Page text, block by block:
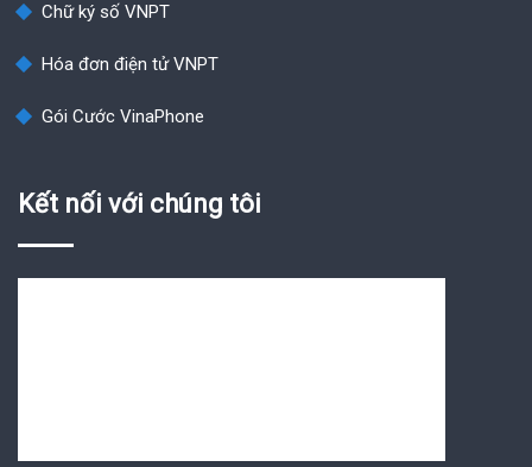
Chữ ký số VNPT
Hóa đơn điện tử VNPT
Gói Cước VinaPhone
Kết nối với chúng tôi